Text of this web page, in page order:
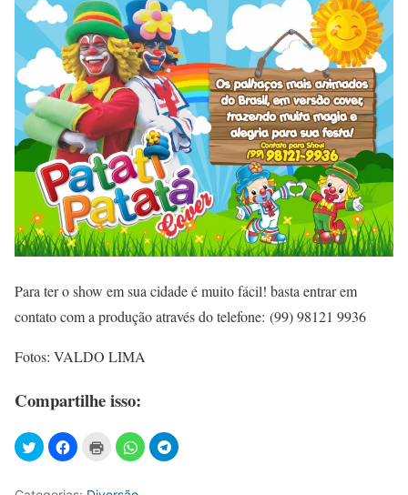
Para ter o show em sua cidade é muito fácil! basta entrar em
contato com a produção através do telefone: (99) 98121 9936
Fotos: VALDO LIMA
Compartilhe isso: